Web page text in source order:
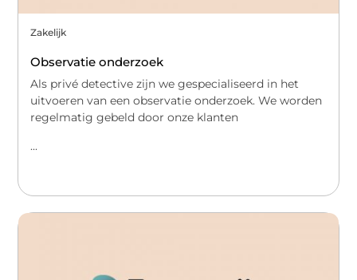
Zakelijk
Observatie onderzoek
Als privé detective zijn we gespecialiseerd in het
uitvoeren van een observatie onderzoek. We worden
regelmatig gebeld door onze klanten
...